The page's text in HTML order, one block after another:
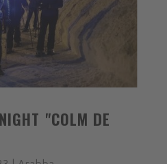
"COLM DE